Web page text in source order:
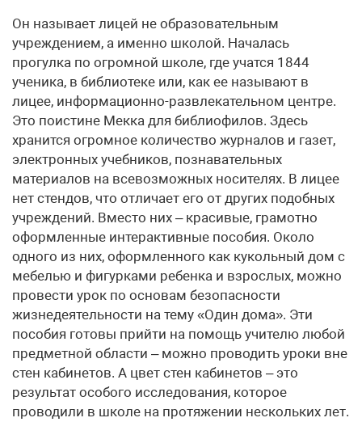
Он называет лицей не образовательным
учреждением, а именно школой. Началась
прогулка по огромной школе, где учатся 1844
ученика, в библиотеке или, как ее называют в
лицее, информационно-развлекательном центре.
Это поистине Мекка для библиофилов. Здесь
хранится огромное количество журналов и газет,
электронных учебников, познавательных
материалов на всевозможных носителях. В лицее
нет стендов, что отличает его от других подобных
учреждений. Вместо них – красивые, грамотно
оформленные интерактивные пособия. Около
одного из них, оформленного как кукольный дом с
мебелью и фигурками ребенка и взрослых, можно
провести урок по основам безопасности
жизнедеятельности на тему «Один дома». Эти
пособия готовы прийти на помощь учителю любой
предметной области – можно проводить уроки вне
стен кабинетов. А цвет стен кабинетов – это
результат особого исследования, которое
проводили в школе на протяжении нескольких лет.